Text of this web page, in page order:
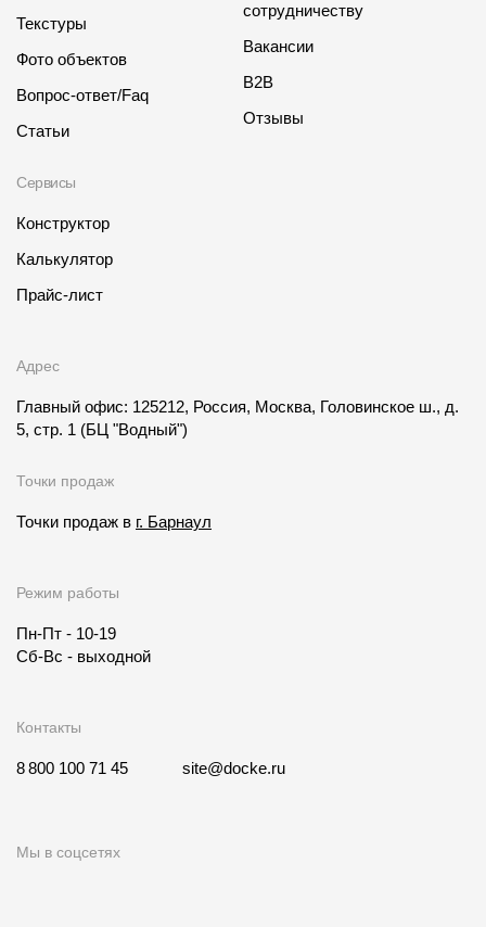
Текстуры
Фото объектов
Вопрос-ответ/Faq
Статьи
Сервисы
Конструктор
Калькулятор
Прайс-лист
сотрудничеству
Вакансии
B2B
Отзывы
Адрес
Главный офис: 125212, Россия, Москва, Головинское ш., д.
5, стр. 1 (БЦ "Водный")
Точки продаж
Точки продаж в г. Барнаул
Режим работы
Пн-Пт - 10-19
Сб-Вс - выходной
Контакты
8 800 100 71 45 site@docke.ru
Мы в соцсетях